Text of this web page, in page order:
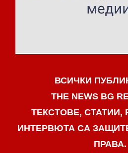
ВСИЧКИ
THE NEWS BG
ТЕКСТОВЕ, СТАТИИ,
ИНТЕРВЮТА СА
ПРАВА.